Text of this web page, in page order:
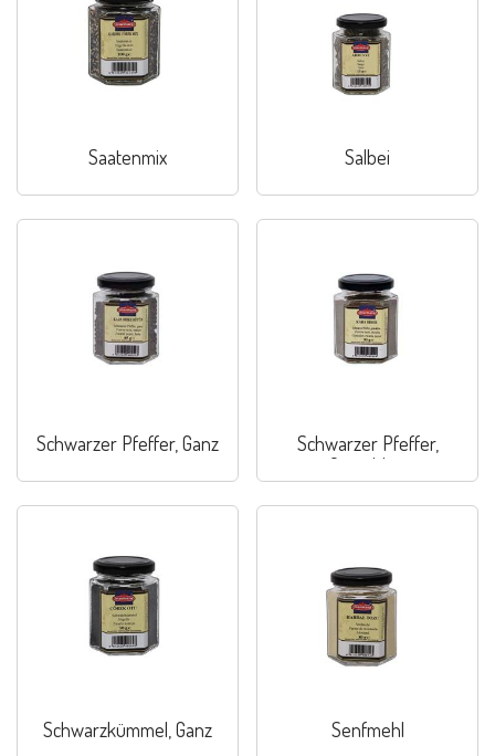
Saatenmix Salbei
Schwarzer Pfeffer, Ganz
Schwarzer Pfeffer,
Gemahlen
Schwarzkümmel, Ganz Senfmehl